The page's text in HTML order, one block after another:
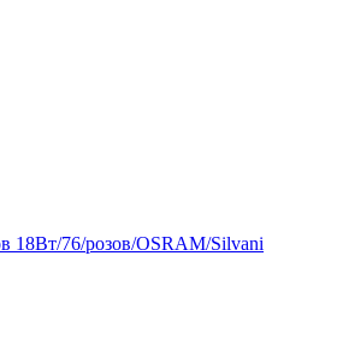
18Вт/76/розов/OSRAM/Silvani